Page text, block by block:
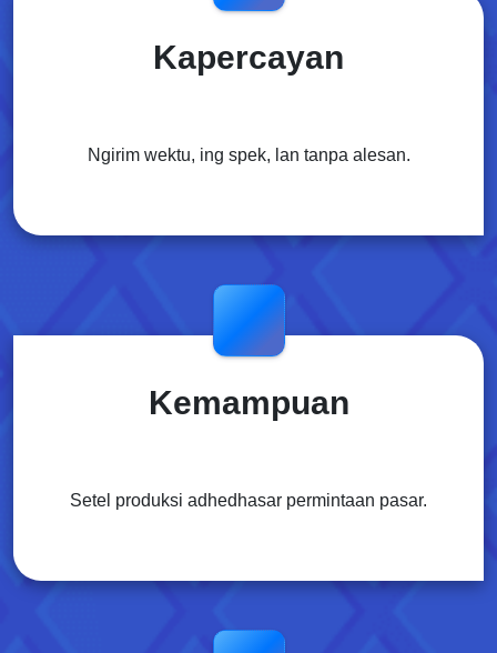
Kapercayan
Ngirim wektu, ing spek, lan tanpa alesan.
Kemampuan
Setel produksi adhedhasar permintaan pasar.